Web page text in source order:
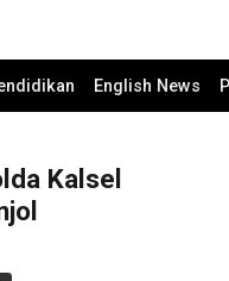
English News
Kalsel